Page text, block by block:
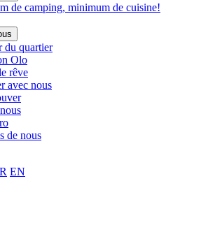
de camping, minimum de cuisine!
quartierOn
Olo
rêve
avec nous
de nous
EN